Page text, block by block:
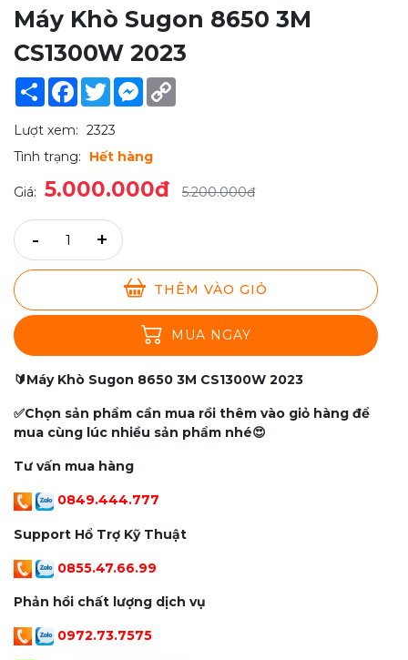
Máy Khò Sugon 8650 3M
CS1300W 2023
Share Facebook
TwitterMessenger
Lượt xem: 2323
Tình trạng:
Hết hàng
Giá: 5.000.000đ 5.200.000đ
- +
THÊM VÀO GIỎ
MUA NGAY
🔰Máy Khò Sugon 8650 3M CS1300W 2023
✅Chọn sản phẩm cần mua rồi thêm vào giỏ hàng để
mua cùng lúc nhiều sản phẩm nhé😍
Tư vấn mua hàng
0849.444.777
Support Hổ Trợ Kỹ Thuật
0855.47.66.99
Phản hồi chất lượng dịch vụ
0972.73.7575